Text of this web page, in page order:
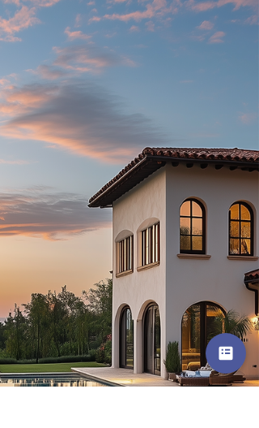
isolation, factures d’énergie, sensation de froid…
autant de réalités très concrètes, loin des seules
lettres A, D ou G affichées sur un Diagnostic de
Performance Énergétique. De mon côté, cette
actualité tombe à un moment très concret : un
diagnostiqueur est intervenu vendredi dernier
pour réaliser le DPE de l’un de mes biens, un T4